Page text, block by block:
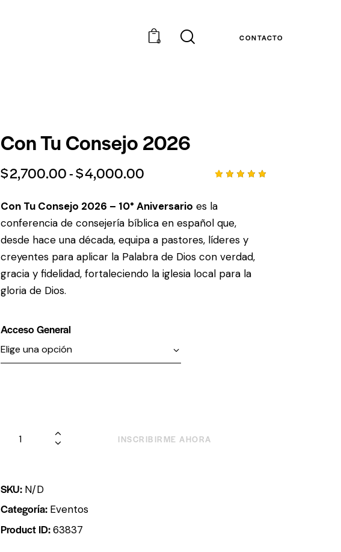
0 CONTACTO
Con Tu Consejo 2026
sobre 5
basado
en
puntuaci
ón de
cliente
$2,700.00-$4,000.00
Con Tu Consejo 2026 – 10° Aniversario es la
conferencia de consejería bíblica en español que,
desde hace una década, equipa a pastores, líderes y
creyentes para aplicar la Palabra de Dios con verdad,
gracia y fidelidad, fortaleciendo la iglesia local para la
gloria de Dios.
Acceso General
INSCRIBIRME AHORA
SKU: N/D
Categoría: Eventos
Product ID:63837